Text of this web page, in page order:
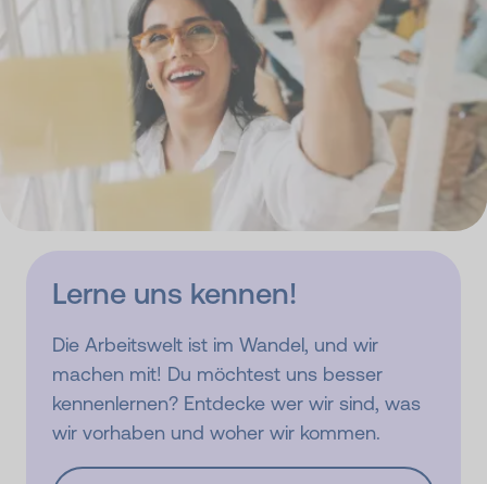
Lerne uns kennen!
Die Arbeitswelt ist im Wandel, und wir
machen mit! Du möchtest uns besser
kennenlernen? Entdecke wer wir sind, was
wir vorhaben und woher wir kommen.